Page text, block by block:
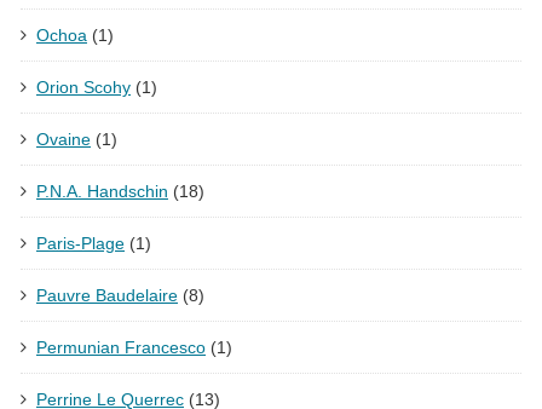
Ochoa (1)
Orion Scohy (1)
Ovaine (1)
P.N.A. Handschin (18)
Paris-Plage (1)
Pauvre Baudelaire (8)
Permunian Francesco (1)
Perrine Le Querrec (13)